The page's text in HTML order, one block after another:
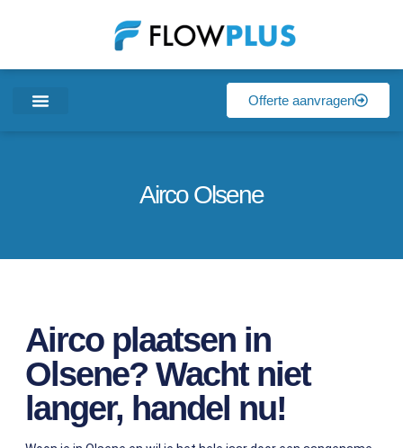
Offerte aanvragen
Airco Olsene
Airco plaatsen in
Olsene? Wacht niet
langer, handel nu!